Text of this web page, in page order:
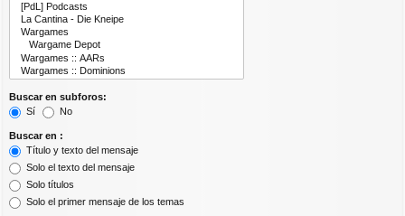
Buscar en subforos:
Sí
No
Buscar en :
Título y texto del mensaje
Solo el texto del mensaje
Solo títulos
Solo el primer mensaje de los temas